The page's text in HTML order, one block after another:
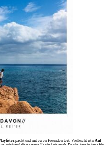
packt und mit euren Freunden teilt. Vielleicht ist // Auf